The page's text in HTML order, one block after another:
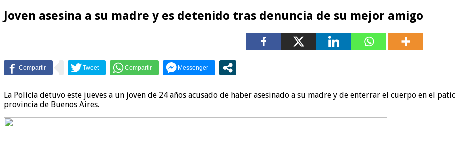
Joven asesina a su madre y es detenido tras denuncia de su mejor amigo
La Policía detuvo este jueves a un joven de 24 años acusado de haber asesinado a su madre y de enterrar el cuerpo en el
provincia de Buenos Aires.